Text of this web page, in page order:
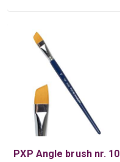
PXP Angle brush nr. 10